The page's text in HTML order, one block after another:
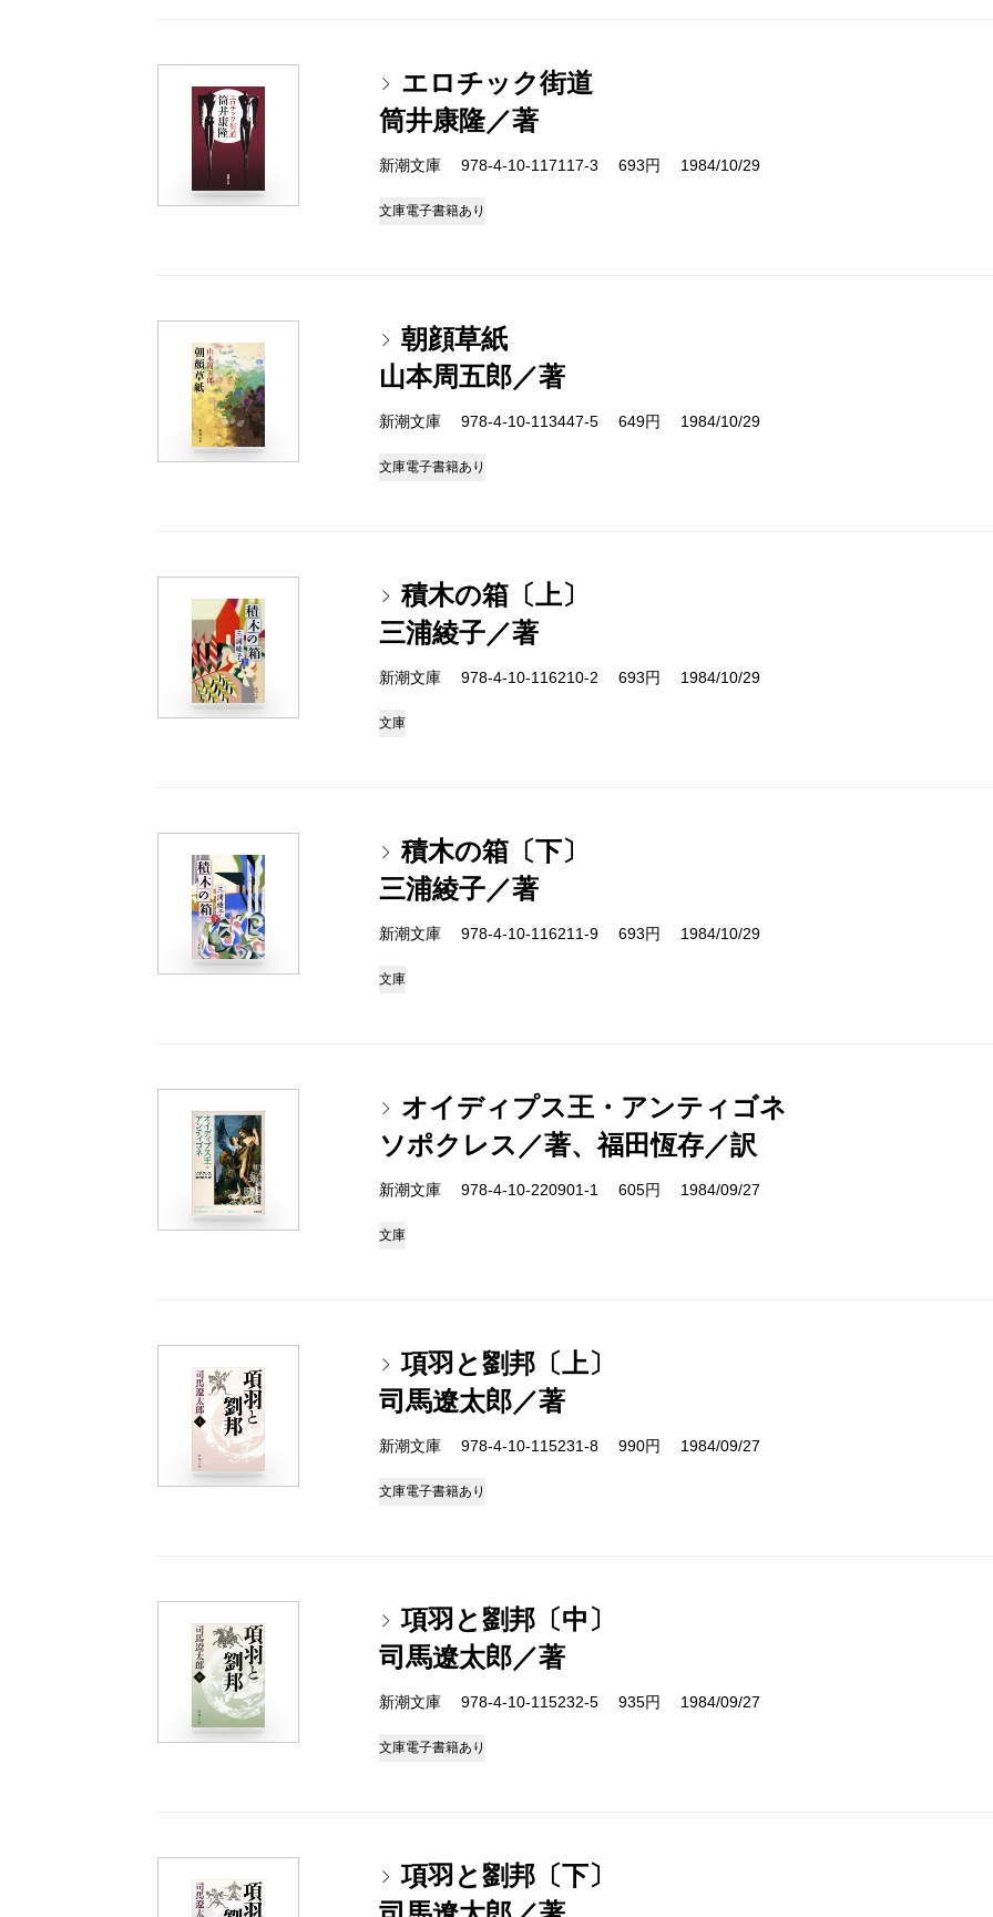
エロチック街道
筒井康隆／著
新潮文庫 978-4-10-117117-3 693円 1984/10/29
文庫電子書籍あり
朝顔草紙
山本周五郎／著
新潮文庫 978-4-10-113447-5 649円 1984/10/29
文庫電子書籍あり
積木の箱〔上〕
三浦綾子／著
新潮文庫 978-4-10-116210-2 693円 1984/10/29
文庫
積木の箱〔下〕
三浦綾子／著
新潮文庫 978-4-10-116211-9 693円 1984/10/29
文庫
オイディプス王・アンティゴネ
ソポクレス／著、福田恆存／訳
新潮文庫 978-4-10-220901-1 605円 1984/09/27
文庫
項羽と劉邦〔上〕
司馬遼太郎／著
新潮文庫 978-4-10-115231-8 990円 1984/09/27
文庫電子書籍あり
項羽と劉邦〔中〕
司馬遼太郎／著
新潮文庫 978-4-10-115232-5 935円 1984/09/27
文庫電子書籍あり
項羽と劉邦〔下〕